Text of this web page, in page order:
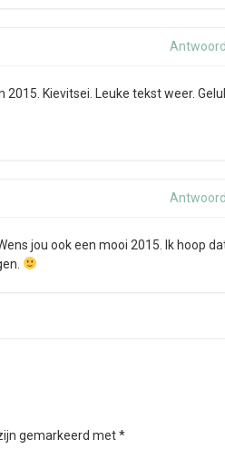
Kievitsei. Leuke tekst weer.
jou ook een mooi 2015. Ik hoop
gemarkeerd met*